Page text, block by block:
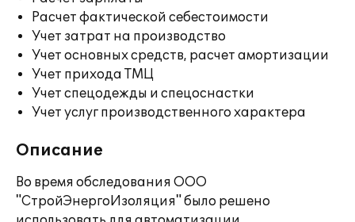
Расчет фактической себестоимости
Учет затрат на производство
Учет основных средств, расчет амортизации
Учет прихода ТМЦ
Учет спецодежды и спецоснастки
Учет услуг производственного характера
Описание
Во время обследования ООО
"СтройЭнергоИзоляция" было решено